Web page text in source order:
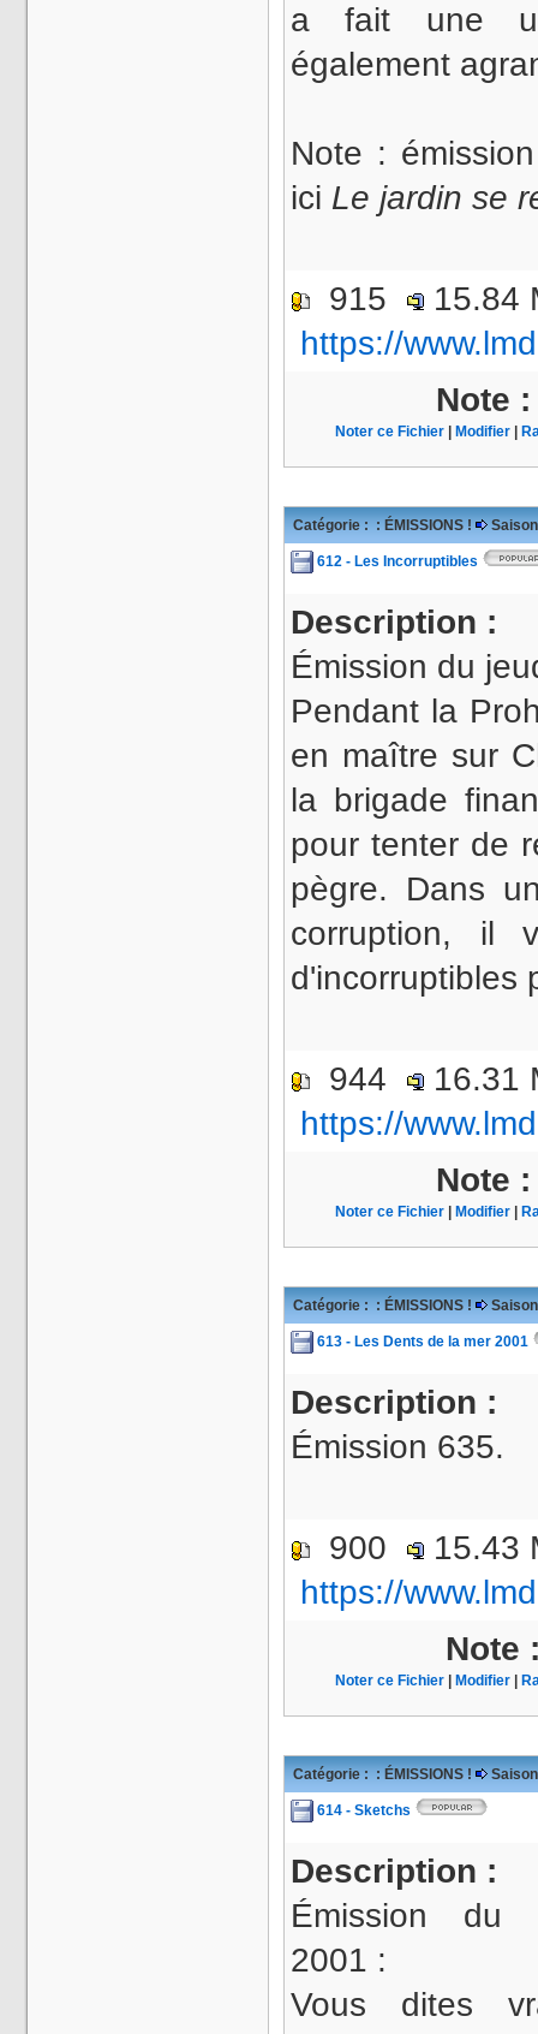
a fait une
également
Note :
ici Le jardin se
915
https://
Note
Noter ce Fichier Modifier
Catégorie : : ÉMISSIONS !
612 - Les Incorruptibles
Description :
Émission du
Pendant la
en maître sur
la brigade
pour tenter de
pègre. Dans
corruption, il
d'incorruptibles
944
https://
Note
Noter ce Fichier Modifier
Catégorie : : ÉMISSIONS !
613 - Les Dents de la mer 2001
Description :
Émission 635.
900
https://
Note
Noter ce Fichier Modifier
Catégorie : : ÉMISSIONS !
614 - Sketchs
Description :
Émission du
2001 :
Vous dites